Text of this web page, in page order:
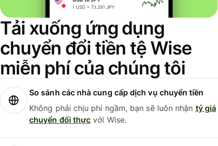
Tải xuống ứng dụng
chuyển đổi tiền tệ Wise
miễn phí của chúng tôi
So sánh các nhà cung cấp dịch vụ chuyển tiền
Không phải chịu phí ngầm, bạn sẽ luôn nhận tỷ giá
chuyển đổi thực với Wise.